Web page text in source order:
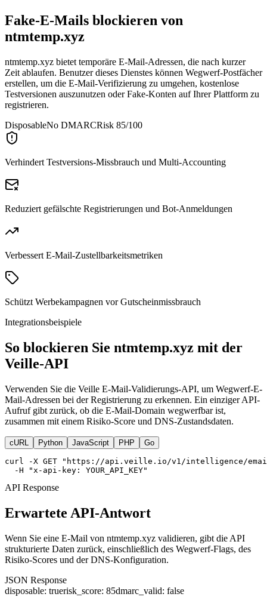
Fake-E-Mails blockieren von
ntmtemp.xyz
ntmtemp.xyz bietet temporäre E-Mail-Adressen, die nach kurzer
Zeit ablaufen. Benutzer dieses Dienstes können Wegwerf-Postfächer
erstellen, um die E-Mail-Verifizierung zu umgehen, kostenlose
Testversionen auszunutzen oder Fake-Konten auf Ihrer Plattform zu
registrieren.
DisposableNo DMARCRisk 85/100
Verhindert Testversions-Missbrauch und Multi-Accounting
Reduziert gefälschte Registrierungen und Bot-Anmeldungen
Verbessert E-Mail-Zustellbarkeitsmetriken
Schützt Werbekampagnen vor Gutscheinmissbrauch
Integrationsbeispiele
So blockieren Sie ntmtemp.xyz mit der
Veille-API
Verwenden Sie die Veille E-Mail-Validierungs-API, um Wegwerf-E-
Mail-Adressen bei der Registrierung zu erkennen. Ein einziger API-
Aufruf gibt zurück, ob die E-Mail-Domain wegwerfbar ist,
zusammen mit einem Risiko-Score und DNS-Zustandsdaten.
cURL Python JavaScript PHP Go
curl -X GET "https://api.veille.io/v1/intelligence/
  -H "x-api-key: YOUR_API_KEY"
API Response
Erwartete API-Antwort
Wenn Sie eine E-Mail von ntmtemp.xyz validieren, gibt die API
strukturierte Daten zurück, einschließlich des Wegwerf-Flags, des
Risiko-Scores und der DNS-Konfiguration.
JSON Response
disposable: truerisk_score: 85dmarc_valid: false